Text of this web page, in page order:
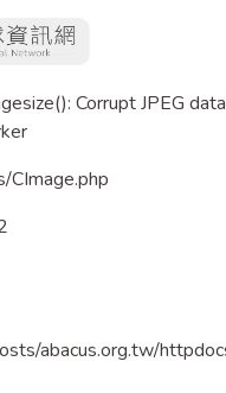
encountered
Corrupt JPEG
CImage.php
abacus.org.tw/